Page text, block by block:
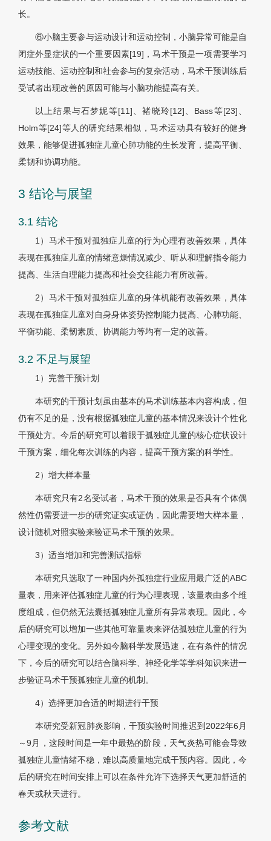
长。
⑥小脑主要参与运动设计和运动控制，小脑异常可能是自
闭症外显症状的一个重要因素[19]，马术干预是一项需要学习
运动技能、运动控制和社会参与的复杂活动，马术干预训练后
受试者出现改善的原因可能与小脑功能提高有关。
以上结果与石梦妮等[11]、褚晓玲[12]、Bass等[23]、
Holm等[24]等人的研究结果相似，马术运动具有较好的健身
效果，能够促进孤独症儿童心肺功能的生长发育，提高平衡、
柔韧和协调功能。
3 结论与展望
3.1 结论
1）马术干预对孤独症儿童的行为心理有改善效果，具体
表现在孤独症儿童的情绪意燥情况减少、听从和理解指令能力
提高、生活自理能力提高和社会交往能力有所改善。
2）马术干预对孤独症儿童的身体机能有改善效果，具体
表现在孤独症儿童对自身身体姿势控制能力提高、心肺功能、
平衡功能、柔韧素质、协调能力等均有一定的改善。
3.2 不足与展望
1）完善干预计划
本研究的干预计划虽由基本的马术训练基本内容构成，但
仍有不足的是，没有根据孤独症儿童的基本情况来设计个性化
干预处方。今后的研究可以着眼于孤独症儿童的核心症状设计
干预方案，细化每次训练的内容，提高干预方案的科学性。
2）增大样本量
本研究只有2名受试者，马术干预的效果是否具有个体偶
然性仍需要进一步的研究证实或证伪，因此需要增大样本量，
设计随机对照实验来验证马术干预的效果。
3）适当增加和完善测试指标
本研究只选取了一种国内外孤独症行业应用最广泛的ABC
量表，用来评估孤独症儿童的行为心理表现，该量表由多个维
度组成，但仍然无法囊括孤独症儿童所有异常表现。因此，今
后的研究可以增加一些其他可靠量表来评估孤独症儿童的行为
心理变现的变化。另外如今脑科学发展迅速，在有条件的情况
下，今后的研究可以结合脑科学、神经化学等学科知识来进一
步验证马术干预孤独症儿童的机制。
4）选择更加合适的时期进行干预
本研究受新冠肺炎影响，干预实验时间推迟到2022年6月
～9月，这段时间是一年中最热的阶段，天气炎热可能会导致
孤独症儿童情绪不稳，难以高质量地完成干预内容。因此，今
后的研究在时间安排上可以在条件允许下选择天气更加舒适的
春天或秋天进行。
参考文献